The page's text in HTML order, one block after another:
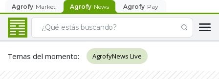
Agrofy Market Agrofy News Agrofy Pay
Temas del momento: AgrofyNews Live